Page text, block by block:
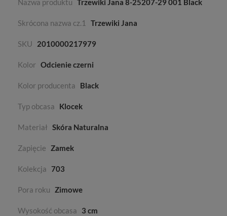
Nazwa produktu Trzewiki Jana 8-25207-29 001 Black
Skrócona nazwa cz.1 Trzewiki Jana
SKU 2010000217979
Kolor Odcienie czerni
Kolor producenta Black
Typ obcasa Klocek
Materiał Skóra Naturalna
Zapięcie Zamek
Kolekcja 703
Pora roku Zimowe
Wysokość obcasa 3 cm